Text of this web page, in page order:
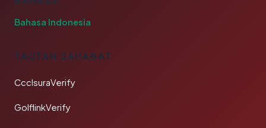
Bahasa Indonesia
TAUTAN SAHABAT
CcclsuraVerify
GolflinkVerify